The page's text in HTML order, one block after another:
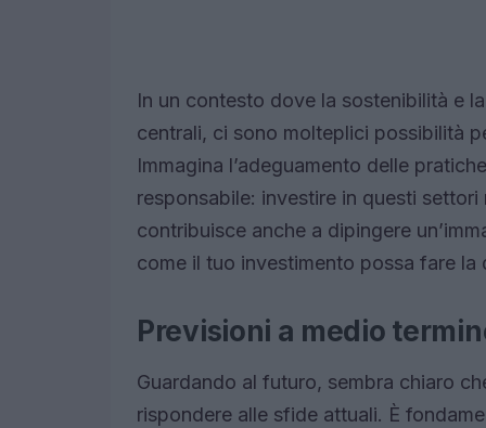
In un contesto dove la sostenibilità e
centrali, ci sono molteplici possibilità
Immagina l’adeguamento delle
responsabile: investire in questi
contribuisce anche a dipingere
come il tuo investimento possa fare la
Previsioni a medio
Guardando al futuro, sembra chiaro
rispondere alle sfide attuali. È